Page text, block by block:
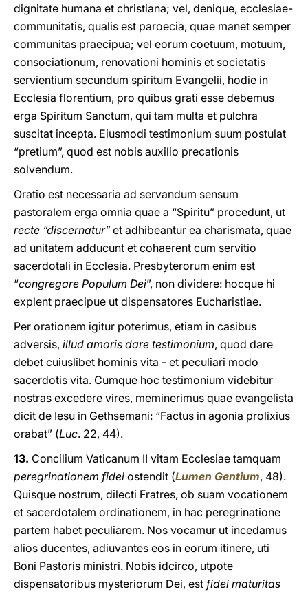
dignitate humana et christiana; vel, denique, ecclesiae-
communitatis, qualis est paroecia, quae manet semper
communitas praecipua; vel eorum coetuum, motuum,
consociationum, renovationi hominis et societatis
servientium secundum spiritum Evangelii, hodie in
Ecclesia florentium, pro quibus grati esse debemus
erga Spiritum Sanctum, qui tam multa et pulchra
suscitat incepta. Eiusmodi testimonium suum postulat
“pretium”, quod est nobis auxilio precationis
solvendum.
Oratio est necessaria ad servandum sensum
pastoralem erga omnia quae a “Spiritu” procedunt, ut
recte “discernatur”et adhibeantur ea charismata, quae
ad unitatem adducunt et cohaerent cum servitio
sacerdotali in Ecclesia. Presbyterorum enim est
“congregare Populum Dei”, non dividere: hocque hi
explent praecipue ut dispensatores Eucharistiae.
Per orationem igitur poterimus, etiam in casibus
adversis, illud amoris dare testimonium, quod dare
debet cuiuslibet hominis vita - et peculiari modo
sacerdotis vita. Cumque hoc testimonium videbitur
nostras excedere vires, meminerimus quae evangelista
dicit de Iesu in Gethsemani: “Factus in agonia prolixius
orabat” (Luc. 22, 44).
13. Concilium Vaticanum II vitam Ecclesiae tamquam
peregrinationem fidei ostendit (Lumen Gentium, 48).
Quisque nostrum, dilecti Fratres, ob suam vocationem
et sacerdotalem ordinationem, in hac peregrinatione
partem habet peculiarem. Nos vocamur ut incedamus
alios ducentes, adiuvantes eos in eorum itinere, uti
Boni Pastoris ministri. Nobis idcirco, utpote
dispensatoribus mysteriorum Dei, est fidei maturitas